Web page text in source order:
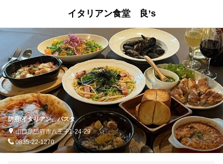
イタリアン食堂 良’s
防府/イタリアン、パスタ
山口県防府市八王子1-24-29
0835-22-1270